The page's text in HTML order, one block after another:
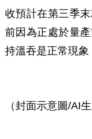
收預計在第三季
前因為正處於量
持溫吞是正常現象
（封面示意圖/AI生